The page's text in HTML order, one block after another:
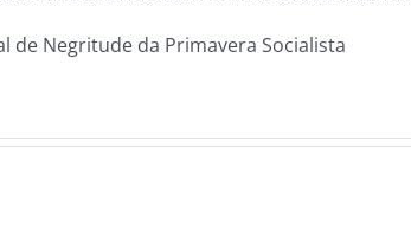
de Negritude da Primavera Socialista